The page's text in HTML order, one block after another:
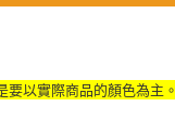
以實際商品的顏色為主。